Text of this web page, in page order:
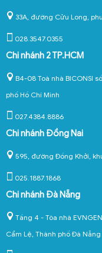
33A, đường Cửu Long,
028.3547.0355
Chi nhánh 2 TP.HCM
B4-08 Toà nhà BICONSI
phố Hồ Chí Minh
027.4384.8886
Chi nhánh Đồng Nai
595, đường Đồng Khởi,
025.1887.1868
Chi nhánh Đà Nẵng
Tầng 4 - Tòa nhà
Cẩm Lệ, Thành phố Đà Nẵng